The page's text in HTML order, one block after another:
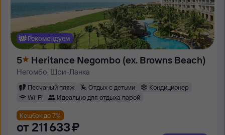
Рекомендуем
5 Heritance Negombo (ех. Browns Beach)
Негомбо, Шри-Ланка
Песчаный пляж Отдых с детьми
Кондиционер
Wi-Fi
Идеально для отдыха парой
Кешбэк до 7%
от 211 ⁠633 ⁠₽